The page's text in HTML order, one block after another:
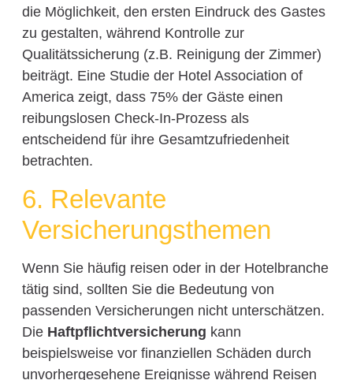
die Möglichkeit, den ersten Eindruck des Gastes
zu gestalten, während Kontrolle zur
Qualitätssicherung (z.B. Reinigung der Zimmer)
beiträgt. Eine Studie der Hotel Association of
America zeigt, dass 75% der Gäste einen
reibungslosen Check-In-Prozess als
entscheidend für ihre Gesamtzufriedenheit
betrachten.
6. Relevante
Versicherungsthemen
Wenn Sie häufig reisen oder in der Hotelbranche
tätig sind, sollten Sie die Bedeutung von
passenden Versicherungen nicht unterschätzen.
Die Haftpflichtversicherung kann
beispielsweise vor finanziellen Schäden durch
unvorhergesehene Ereignisse während Reisen